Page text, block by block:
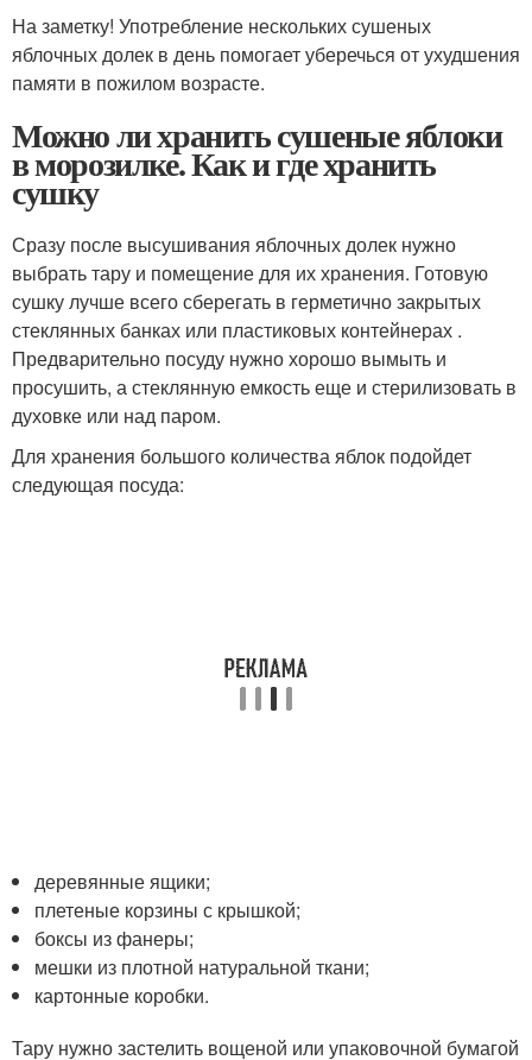
На заметку! Употребление нескольких сушеных
яблочных долек в день помогает уберечься от ухудшения
памяти в пожилом возрасте.
Можно ли хранить сушеные яблоки
в морозилке. Как и где хранить
сушку
Сразу после высушивания яблочных долек нужно
выбрать тару и помещение для их хранения. Готовую
сушку лучше всего сберегать в герметично закрытых
стеклянных банках или пластиковых контейнерах .
Предварительно посуду нужно хорошо вымыть и
просушить, а стеклянную емкость еще и стерилизовать в
духовке или над паром.
Для хранения большого количества яблок подойдет
следующая посуда:
деревянные ящики;
плетеные корзины с крышкой;
боксы из фанеры;
мешки из плотной натуральной ткани;
картонные коробки.
Тару нужно застелить вощеной или упаковочной бумагой